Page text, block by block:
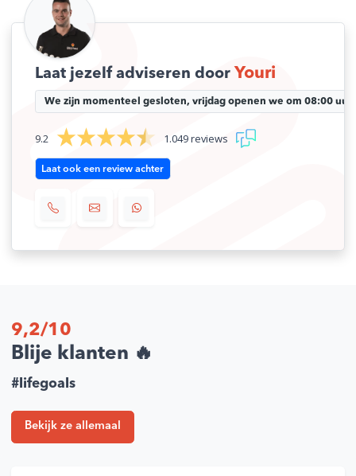
Laat jezelf adviseren door Youri
We zijn momenteel gesloten, vrijdag openen we om 08:00 uur.
9.2 1.049 reviews
Laat ook een review achter
9,2/10
Blije klanten 🔥
#lifegoals
Bekijk ze allemaal